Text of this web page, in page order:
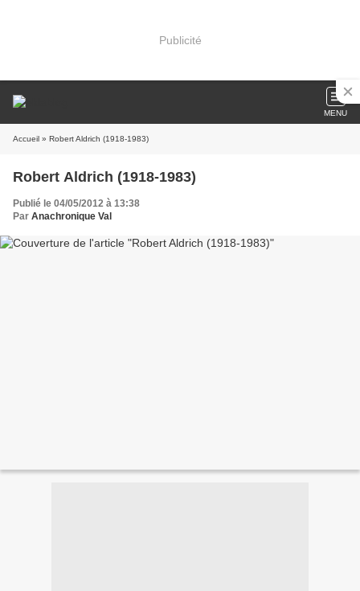
Publicité
MENU
Accueil » Robert Aldrich (1918-1983)
Robert Aldrich (1918-1983)
Publié le 04/05/2012 à 13:38
Par Anachronique Val